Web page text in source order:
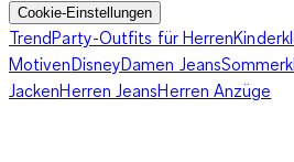
aus Satin und ein abgestimmtes
einem bequemenMorgenmantelin
fehlen nur noch eine Zigarre und ein
klassische Hollywood-Image zu
Cookie-Einstellungen
TrendParty-Outfits für Herren
MotivenDisneyDamen Jeans
JackenHerren JeansHerren Anzüge